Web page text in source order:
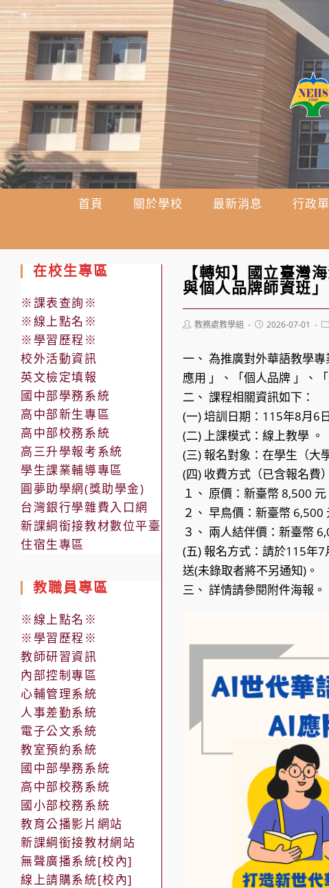
跳
轉
至
主
要
內
容
首頁 關於學校 最新消息 行政
【轉知】國立臺灣
與個人品牌師資班」
Post教務處教學組
Post2026-07-01
一、 為推廣對外華語教學
應用 」、「個人品牌 」、
二、 課程相關資訊如下：
(一) 培訓日期：115年8月6
(二) 上課模式：線上教學 。
(三) 報名對象：在學生（大
(四) 收費方式（已含報名費
１、 原價：新臺幣 8,500 元
２、 早鳥價：新臺幣 6,500
３、 兩人結伴價：新臺幣
(五) 報名方式：請於115年
送(未錄取者將不另通知)。
三、 詳情請參閱附件海報。
在校生專區
※課表查詢※
※線上點名※
※學習歷程※
校外活動資訊
英文檢定填報
國中部學務系統
高中部新生專區
高中部校務系統
高三升學報考系統
學生課業輔導專區
圓夢助學網(獎助學金)
台灣銀行學雜費入口網
新課綱銜接教材數位平臺
住宿生專區
教職員專區
※線上點名※
※學習歷程※
教師研習資訊
內部控制專區
心輔管理系統
人事差勤系統
電子公文系統
教室預約系統
國中部學務系統
高中部校務系統
國小部校務系統
教育公播影片網站
新課綱銜接教材網站
無聲廣播系統[校內]
線上請購系統[校內]